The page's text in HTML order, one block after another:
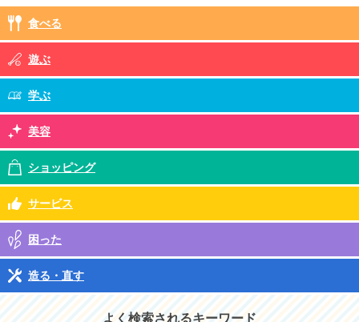
食べる
遊ぶ
学ぶ
美容
ショッピング
サービス
困った
造る・直す
よく検索されるキーワード